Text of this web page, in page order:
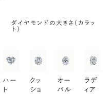
ダイヤモンドの大きさ（カラッ
ト）
ハー
ト
クッ
ショ
オー
バル
ラデ
ィア